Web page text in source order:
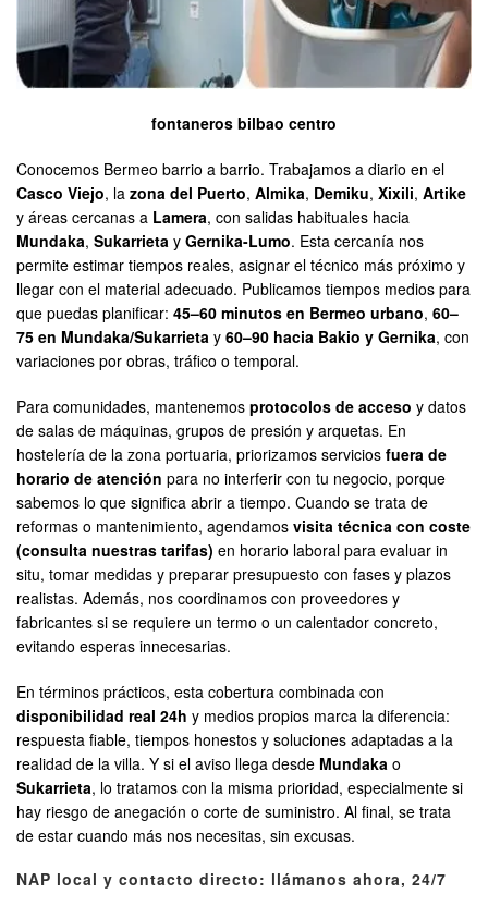
fontaneros bilbao centro
Conocemos Bermeo barrio a barrio. Trabajamos a diario en el
Casco Viejo, la zona del Puerto, Almika, Demiku, Xixili, Artike
y áreas cercanas a Lamera, con salidas habituales hacia
Mundaka, Sukarrieta y Gernika-Lumo. Esta cercanía nos
permite estimar tiempos reales, asignar el técnico más próximo y
llegar con el material adecuado. Publicamos tiempos medios para
que puedas planificar: 45–60 minutos en Bermeo urbano, 60–
75 en Mundaka/Sukarrieta y 60–90 hacia Bakio y Gernika, con
variaciones por obras, tráfico o temporal.
Para comunidades, mantenemos protocolos de acceso y datos
de salas de máquinas, grupos de presión y arquetas. En
hostelería de la zona portuaria, priorizamos servicios fuera de
horario de atención para no interferir con tu negocio, porque
sabemos lo que significa abrir a tiempo. Cuando se trata de
reformas o mantenimiento, agendamos visita técnica con coste
(consulta nuestras tarifas) en horario laboral para evaluar in
situ, tomar medidas y preparar presupuesto con fases y plazos
realistas. Además, nos coordinamos con proveedores y
fabricantes si se requiere un termo o un calentador concreto,
evitando esperas innecesarias.
En términos prácticos, esta cobertura combinada con
disponibilidad real 24h y medios propios marca la diferencia:
respuesta fiable, tiempos honestos y soluciones adaptadas a la
realidad de la villa. Y si el aviso llega desde Mundaka o
Sukarrieta, lo tratamos con la misma prioridad, especialmente si
hay riesgo de anegación o corte de suministro. Al final, se trata
de estar cuando más nos necesitas, sin excusas.
NAP local y contacto directo: llámanos ahora, 24/7